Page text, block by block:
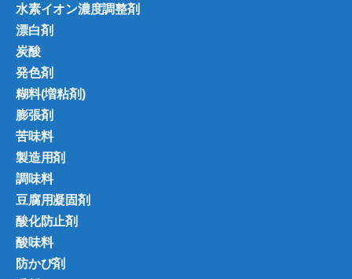
水素イオン濃度調整剤
漂白剤
炭酸
発色剤
糊料(増粘剤)
膨張剤
苦味料
製造用剤
調味料
豆腐用凝固剤
酸化防止剤
酸味料
防かび剤